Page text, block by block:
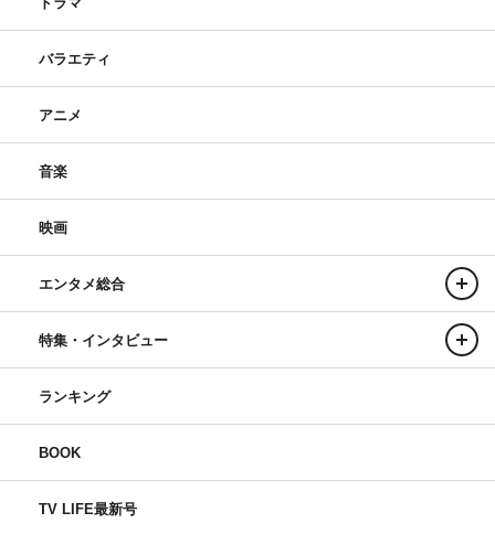
バラエティ
アニメ
音楽
映画
エンタメ総合
特集・インタビュー
ランキング
BOOK
TV LIFE最新号